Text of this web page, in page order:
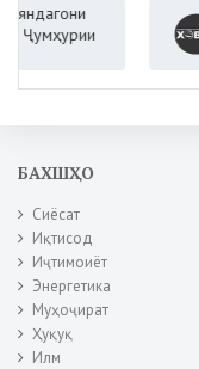
БАХШҲО
Сиёсат
Иқтисод
Иҷтимоиёт
Энергетика
Муҳоҷират
Ҳуқуқ
Илм